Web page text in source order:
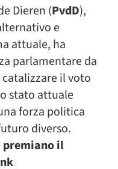
Dieren (PvdD),
e
attuale, ha
parlamentare da
il voto
stato attuale
forza politica
diverso.
premiano il